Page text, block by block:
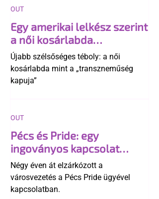
Egy amerikai lelkész szerint
a női kosárlabda
transzneműséghez vezet
Újabb szélsőséges téboly: a női
kosárlabda mint a „transzneműség
kapuja”
OUT
Pécs és Pride: egy
ingoványos kapcsolat
története
Négy éven át elzárkózott a
városvezetés a Pécs Pride ügyével
kapcsolatban.
OUT